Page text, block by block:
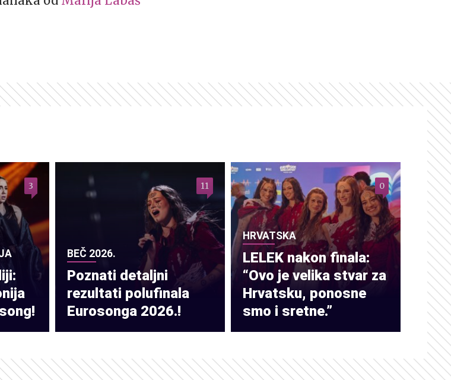
3
BEČ 2026.
Poznati detaljni
rezultati polufinala
Eurosonga 2026.!
11
HRVATSKA
LELEK nakon finala:
“Ovo je velika stvar za
Hrvatsku, ponosne
smo i sretne.”
0